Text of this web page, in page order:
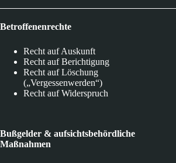
Betroffenenrechte
Recht auf Auskunft
Recht auf Berichtigung
Recht auf Löschung
(„Vergessenwerden“)
Recht auf Widerspruch
Bußgelder & aufsichtsbehördliche
Maßnahmen